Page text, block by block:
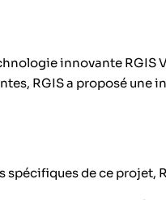
innovante RGIS
RGIS a proposé
spécifiques de ce projet,